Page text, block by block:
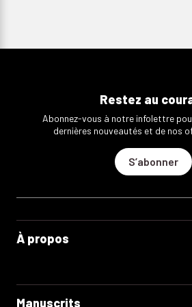
Restez au
Abonnez-vous à notre infolettre
dernières nouveautés et de nos
S’abonner
À propos
Manuscrits